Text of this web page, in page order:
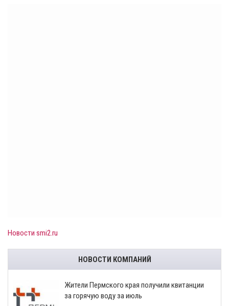
Новости smi2.ru
НОВОСТИ КОМПАНИЙ
​Жители Пермского края получили квитанции
за горячую воду за июль